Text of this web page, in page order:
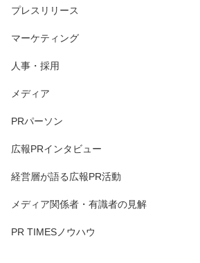
プレスリリース
マーケティング
人事・採用
メディア
PRパーソン
広報PRインタビュー
経営層が語る広報PR活動
メディア関係者・有識者の見解
PR TIMESノウハウ